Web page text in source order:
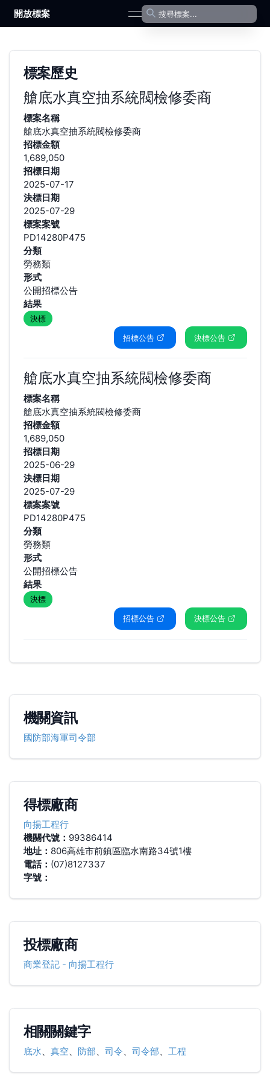
開放標案 open navigation menu
標案歷史
艙底水真空抽系統閥檢修委商
標案名稱
艙底水真空抽系統閥檢修委商
招標金額
1,689,050
招標日期
2025-07-17
決標日期
2025-07-29
標案案號
PD14280P475
分類
勞務類
形式
公開招標公告
結果
決標
招標公告
決標公告
艙底水真空抽系統閥檢修委商
標案名稱
艙底水真空抽系統閥檢修委商
招標金額
1,689,050
招標日期
2025-06-29
決標日期
2025-07-29
標案案號
PD14280P475
分類
勞務類
形式
公開招標公告
結果
決標
招標公告
決標公告
機關資訊
國防部海軍司令部
得標廠商
向揚工程行
機關代號： 99386414
地址： 806高雄市前鎮區臨水南路34號1樓
電話： (07)8127337
字號：
投標廠商
商業登記- 向揚工程行
相關關鍵字
底水、 真空、 防部、 司令、 司令部、 工程